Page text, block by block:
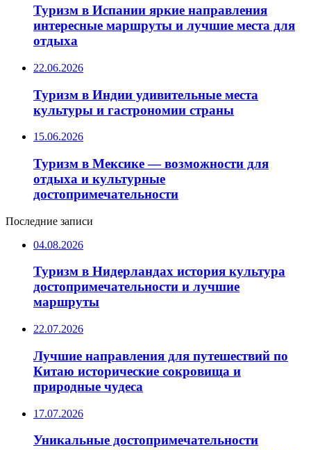
Туризм в Испании яркие направления
интересные маршруты и лучшие места для
отдыха
22.06.2026
Туризм в Индии удивительные места
культуры и гастрономии страны
15.06.2026
Туризм в Мексике — возможности для
отдыха и культурные
достопримечательности
Последние записи
04.08.2026
Туризм в Нидерландах история культура
достопримечательности и лучшие
маршруты
22.07.2026
Лучшие направления для путешествий по
Китаю исторические сокровища и
природные чудеса
17.07.2026
Уникальные достопримечательности